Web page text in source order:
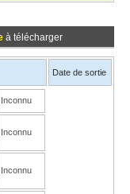
à télécharger
Date de sortie
Inconnu
Inconnu
Inconnu